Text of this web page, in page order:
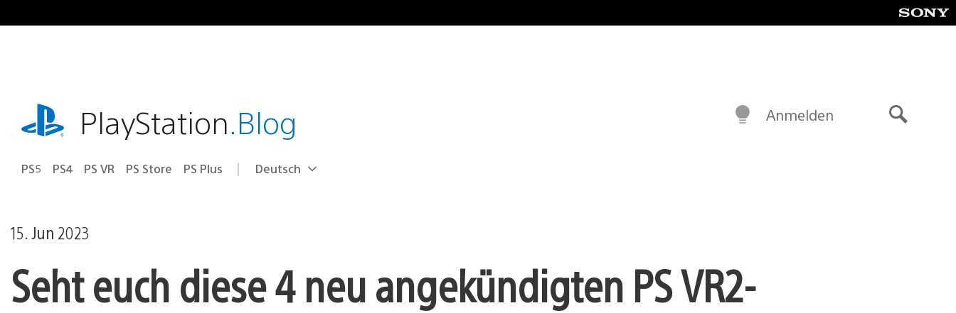
Inhalt
playstation.comPlayStation.Blog
PS5 PS4 PS VR PS Store PS Plus Select
Aktuelle
Deutsch
Anmelden
15. Jun 2023
Seht euch diese 4 neu angekündigten PS VR2-